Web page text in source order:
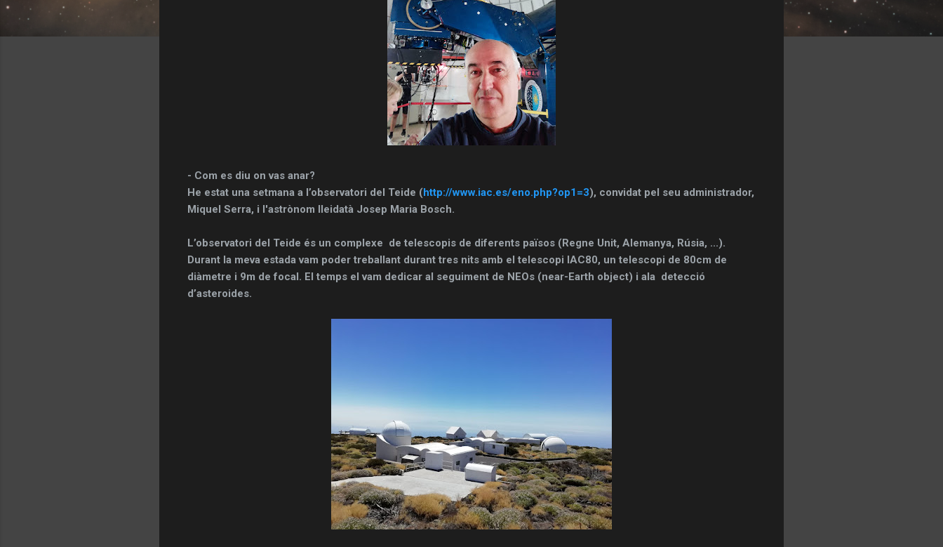
- Com es diu on vas anar?
He estat una setmana a l’observatori del Teide (http://www.iac.es/eno.php?op1=3), convidat pel seu administrador,
Miquel Serra, i l'astrònom lleidatà Josep Maria Bosch.
L’observatori del Teide és un complexe de telescopis de diferents països (Regne Unit, Alemanya, Rúsia, ...).
Durant la meva estada vam poder treballant durant tres nits amb el telescopi IAC80, un telescopi de 80cm de
diàmetre i 9m de focal. El temps el vam dedicar al seguiment de NEOs (near-Earth object) i ala detecció
d’asteroides.